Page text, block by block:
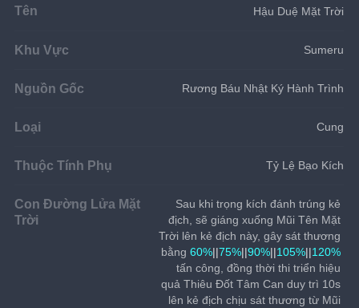
Tên Hậu Duệ Mặt Trời
Khu Vực Sumeru
Nguồn Gốc Rương Báu Nhật Ký Hành Trình
Loại Cung
Thuộc Tính Phụ Tỷ Lệ Bạo Kích
Con Đường Lửa Mặt
Trời
Sau khi trọng kích đánh trúng kẻ
địch, sẽ giáng xuống Mũi Tên Mặt
Trời lên kẻ địch này, gây sát thương
bằng 60%||75%||90%||105%||120%
tấn công, đồng thời thi triển hiệu
quả Thiêu Đốt Tâm Can duy trì 10s
lên kẻ địch chịu sát thương từ Mũi